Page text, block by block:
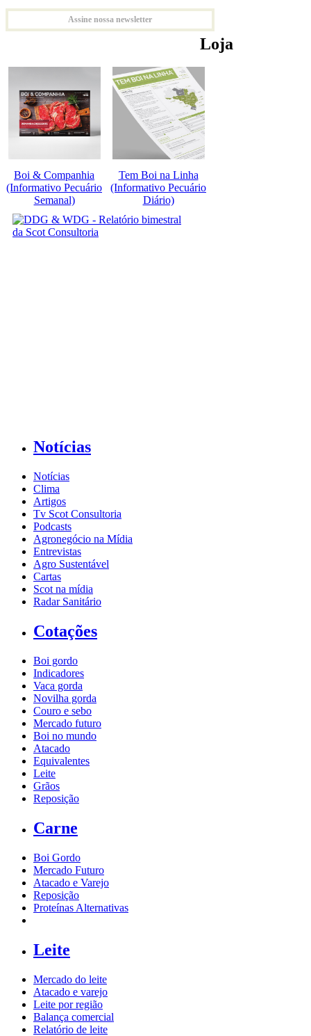
Assine nossa newsletter
Loja
Boi & Companhia
(Informativo Pecuário
Semanal)
Tem Boi na Linha
(Informativo Pecuário
Diário)
Notícias
Notícias
Clima
Artigos
Tv Scot Consultoria
Podcasts
Agronegócio na Mídia
Entrevistas
Agro Sustentável
Cartas
Scot na mídia
Radar Sanitário
Cotações
Boi gordo
Indicadores
Vaca gorda
Novilha gorda
Couro e sebo
Mercado futuro
Boi no mundo
Atacado
Equivalentes
Leite
Grãos
Reposição
Carne
Boi Gordo
Mercado Futuro
Atacado e Varejo
Reposição
Proteínas Alternativas
Leite
Mercado do leite
Atacado e varejo
Leite por região
Balança comercial
Relatório de leite